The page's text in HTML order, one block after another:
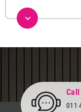
Ovde možeš pronaći
pružiti uzbudljive
ponudu koja
vrhunskih zvučnika
Gledaj svoje
neverovatnim
011